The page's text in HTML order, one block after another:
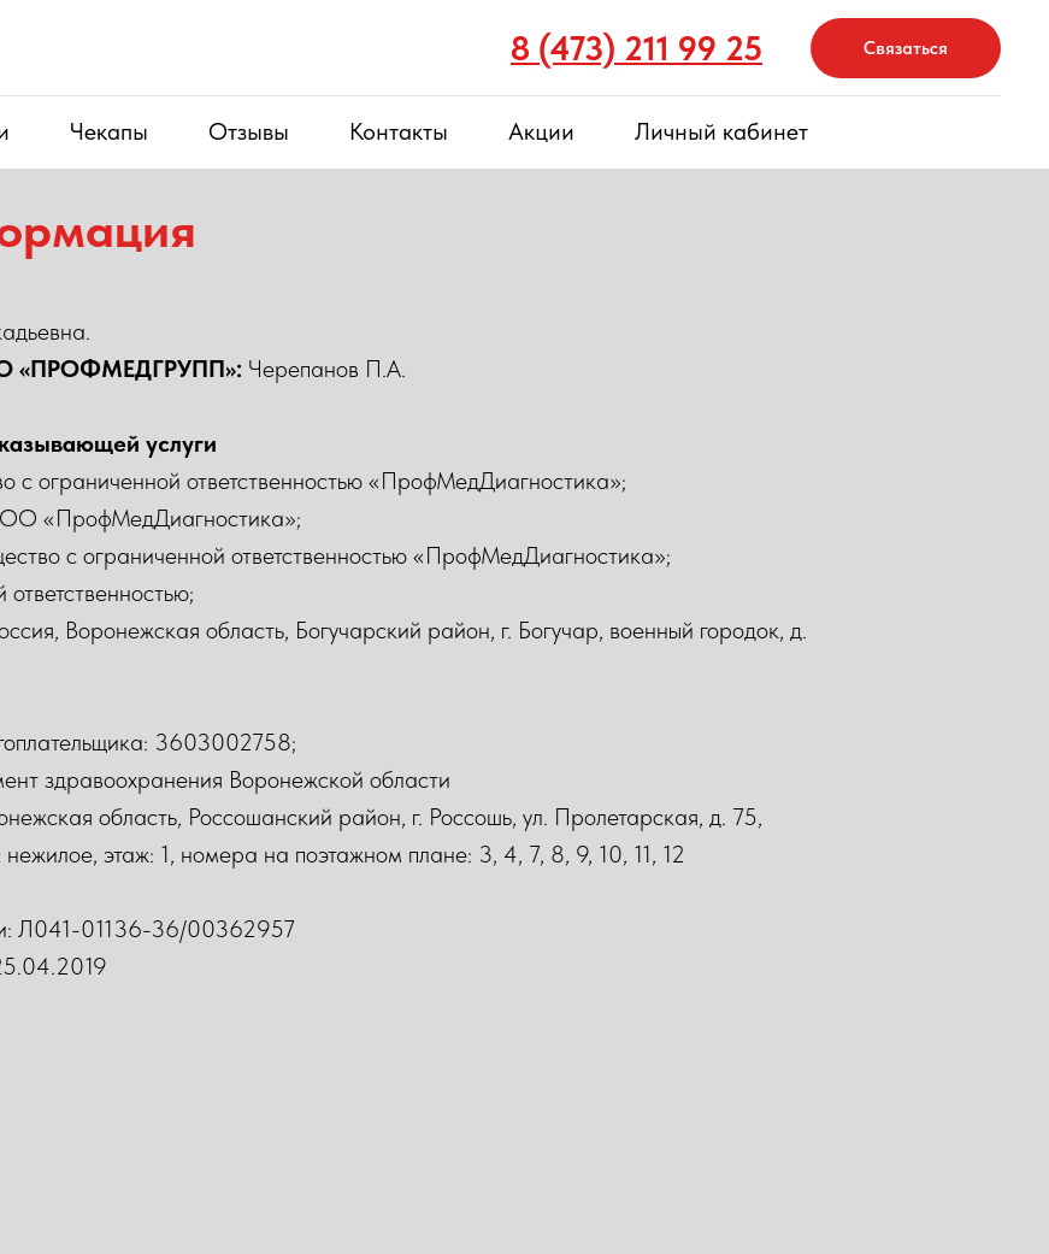
8 (473) 211 99 25 Связаться
Чекапы Отзывы Контакты Акции Личный кабинет
«ПРОФМЕДГРУПП»: Черепанов П.А.
услуги
ограниченной ответственностью «ПрофМедДиагностика»;
«ПрофМедДиагностика»;
с ограниченной ответственностью «ПрофМедДиагностика»;
Воронежская область, Богучарский район, г. Богучар, военный городок, д.
3603002758;
здравоохранения Воронежской области
область, Россошанский район, г. Россошь, ул. Пролетарская, д. 75,
этаж: 1, номера на поэтажном плане: 3, 4, 7, 8, 9, 10, 11, 12
Л041-01136-36/00362957